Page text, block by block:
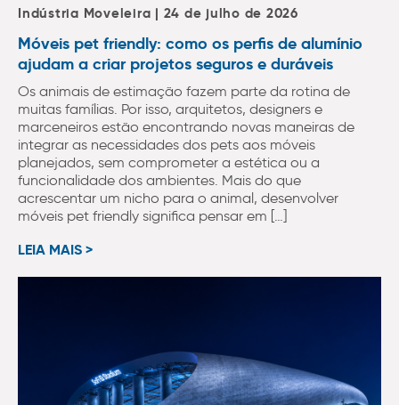
Indústria Moveleira | 24 de julho de 2026
Móveis pet friendly: como os perfis de alumínio
ajudam a criar projetos seguros e duráveis
Os animais de estimação fazem parte da rotina de
muitas famílias. Por isso, arquitetos, designers e
marceneiros estão encontrando novas maneiras de
integrar as necessidades dos pets aos móveis
planejados, sem comprometer a estética ou a
funcionalidade dos ambientes. Mais do que
acrescentar um nicho para o animal, desenvolver
móveis pet friendly significa pensar em […]
LEIA MAIS >